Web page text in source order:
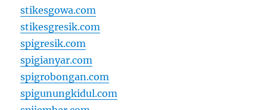
stikesgowa.com
stikesgresik.com
spigresik.com
spigianyar.com
spigrobongan.com
spigunungkidul.com